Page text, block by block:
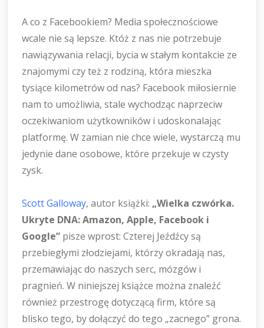
A co z Facebookiem? Media społecznościowe
wcale nie są lepsze. Któż z nas nie potrzebuje
nawiązywania relacji, bycia w stałym kontakcie ze
znajomymi czy też z rodziną, która mieszka
tysiące kilometrów od nas? Facebook miłosiernie
nam to umożliwia, stale wychodząc naprzeciw
oczekiwaniom użytkowników i udoskonalając
platformę. W zamian nie chce wiele, wystarczą mu
jedynie dane osobowe, które przekuje w czysty
zysk.
Scott Galloway, autor książki: „Wielka czwórka.
Ukryte DNA: Amazon, Apple, Facebook i
Google” pisze wprost: Czterej Jeźdźcy są
przebiegłymi złodziejami, którzy okradają nas,
przemawiając do naszych serc, mózgów i
pragnień. W niniejszej książce można znaleźć
również przestrogę dotyczącą firm, które są
blisko tego, by dołączyć do tego „zacnego” grona.